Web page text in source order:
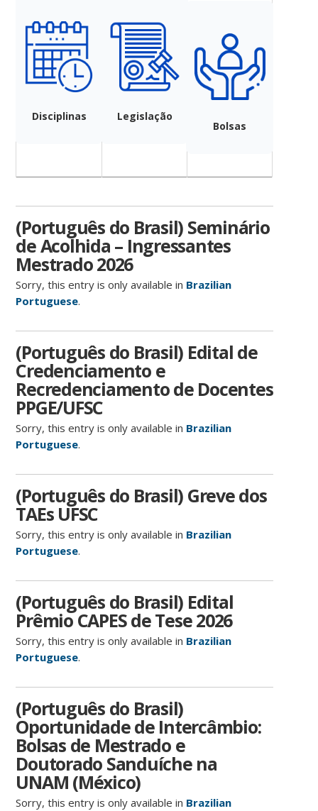
Disciplinas Legislação
Bolsas
(Português do Brasil) Seminário
de Acolhida – Ingressantes
Mestrado 2026
Sorry, this entry is only available in Brazilian
Portuguese.
(Português do Brasil) Edital de
Credenciamento e
Recredenciamento de Docentes
PPGE/UFSC
Sorry, this entry is only available in Brazilian
Portuguese.
(Português do Brasil) Greve dos
TAEs UFSC
Sorry, this entry is only available in Brazilian
Portuguese.
(Português do Brasil) Edital
Prêmio CAPES de Tese 2026
Sorry, this entry is only available in Brazilian
Portuguese.
(Português do Brasil)
Oportunidade de Intercâmbio:
Bolsas de Mestrado e
Doutorado Sanduíche na
UNAM (México)
Sorry, this entry is only available in Brazilian